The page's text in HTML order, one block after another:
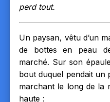
perd tout.
Un paysan, vêtu d’un
de bottes en peau
marché. Sur son
bout duquel pendait un
marchant le long de la
haute :